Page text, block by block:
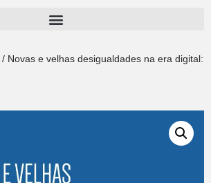
/ Novas e velhas desigualdades na era digital: